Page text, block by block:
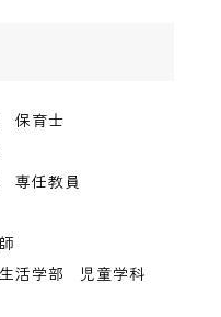
保育士
専任教員
活学部 児童学科